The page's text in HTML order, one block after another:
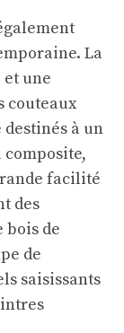
La
une
couteaux
à un
facilité
des
bois de
de
saisissants